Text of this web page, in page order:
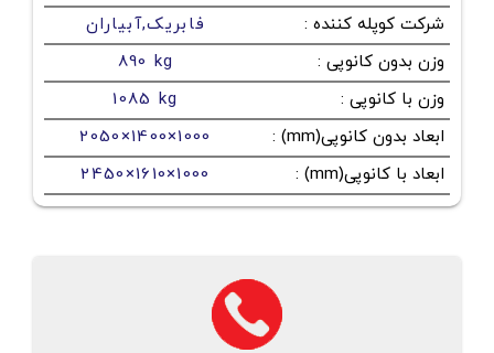
شرکت کوپله کننده :
فابریک,آبیاران
وزن بدون کانوپی :
890 kg
وزن با کانوپی :
1085 kg
ابعاد بدون کانوپی(mm)
:
2050×1400×1000
ابعاد با کانوپی(mm)
:
2450×1610×1000